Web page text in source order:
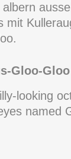
albern
mit
Gloo-Gloo
looking
named